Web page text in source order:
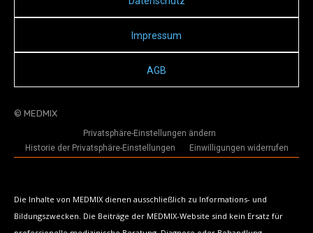
Impressum
AGB
© MEDMIX
Privatsphäre-Einstellungen ändern
Historie der Privatsphäre-Einstellungen
Einwilligungen widerrufen
Die Inhalte von MEDMIX dienen ausschließlich zu Informations- und
Bildungszwecken. Die Beiträge der MEDMIX-Website sind kein Ersatz für